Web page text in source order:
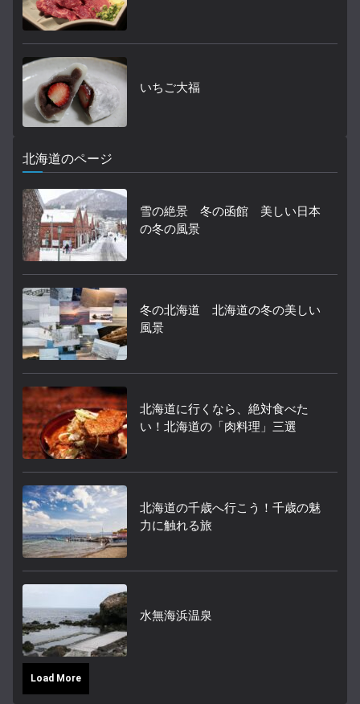
いちご大福
北海道のページ
雪の絶景 冬の函館 美しい日本
の冬の風景
冬の北海道 北海道の冬の美しい
風景
北海道に行くなら、絶対食べた
い！北海道の「肉料理」三選
北海道の千歳へ行こう！千歳の魅
力に触れる旅
水無海浜温泉
Load More